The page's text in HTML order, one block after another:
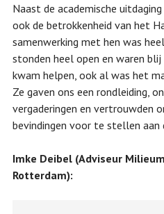
Naast de academische
ook de betrokkenheid van het
samenwerking met hen was
stonden heel open en waren
kwam helpen, ook al was het
Ze gaven ons een rondleiding,
vergaderingen en vertrouwden
bevindingen voor te stellen aan
Imke Deibel (Adviseur
Rotterdam):